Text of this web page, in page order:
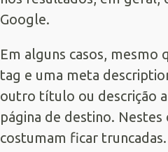
Google.
Em alguns casos, mesmo
tag e uma meta
outro título ou descrição
página de destino. Nestes
costumam ficar truncadas.